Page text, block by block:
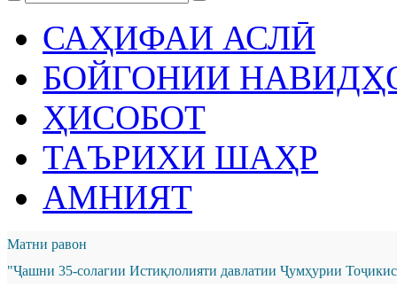
САҲИФАИ АСЛӢ
БОЙГОНИИ
ҲИСОБОТ
ТАЪРИХИ ШАҲР
АМНИЯТ
Матни равон
"Ҷашни 35-солагии Истиқлолияти давлатии Ҷумҳурии